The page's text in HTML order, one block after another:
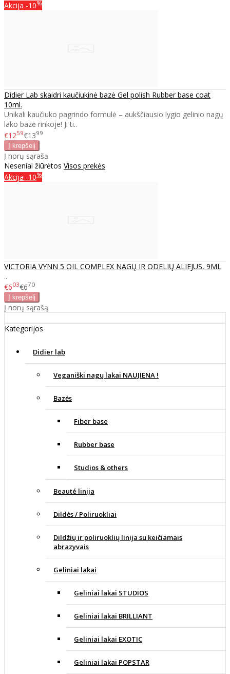
Akcija -10%
Didier Lab skaidri kaučiukinė bazė Gel polish Rubber base coat
10ml.
Unikali kaučiuko pagrindo formulė – aukščiausio lygio gelinio nagų
lako bazė rinkoje! Ji ti..
€1259€1399
Į norų sąrašą
Neseniai žiūrėtos Visos prekės
Akcija -10%
VICTORIA VYNN 5 OIL COMPLEX NAGŲ IR ODELIŲ ALIEJUS, 9ML
..
€603€670
Į norų sąrašą
Kategorijos
Didier lab
Veganiški nagų lakai NAUJIENA !
Bazės
Fiber base
Rubber base
Studios & others
Beauté linija
Dildės / Poliruokliai
Dildžių ir poliruoklių linija su keičiamais
abrazyvais
Geliniai lakai
Geliniai lakai STUDIOS
Geliniai lakai BRILLIANT
Geliniai lakai EXOTIC
Geliniai lakai POPSTAR